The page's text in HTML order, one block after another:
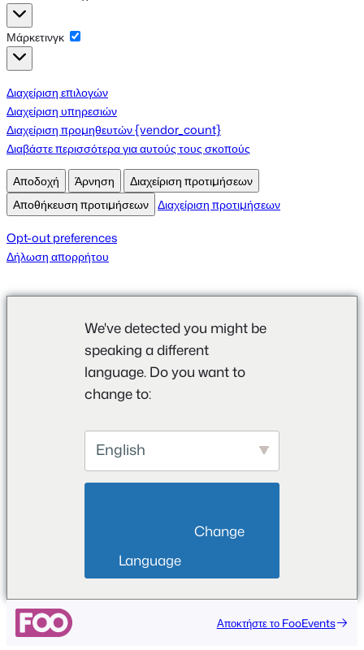
Στατιστικά
στοιχεία
Μάρκετινγκ
Μάρκετινγκ
Διαχείριση επιλογών
Διαχείριση υπηρεσιών
Διαχείριση προμηθευτών {vendor_count}
Διαβάστε περισσότερα για αυτούς τους σκοπούς
Αποδοχή
Άρνηση
Διαχείριση προτιμήσεων
Αποθήκευση προτιμήσεων Διαχείριση προτιμήσεων
Opt-out preferences
Δήλωση απορρήτου
We've detected you might be
speaking a different
language. Do you want to
change to:
English
Language
Αποκτήστε το FooEvents